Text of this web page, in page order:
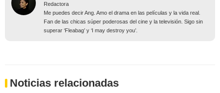
Redactora
Me puedes decir Ang. Amo el drama en las películas y la vida real.
Fan de las chicas súper poderosas del cine y la televisión. Sigo sin
superar ‘Fleabag’ y ‘I may destroy you’.
Noticias relacionadas